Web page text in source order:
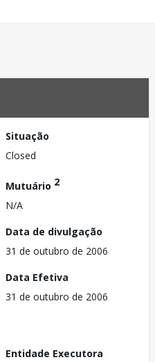
Situação
Closed
Mutuário 2
N/A
Data de divulgação
31 de outubro de 2006
Data Efetiva
31 de outubro de 2006
Entidade Executora